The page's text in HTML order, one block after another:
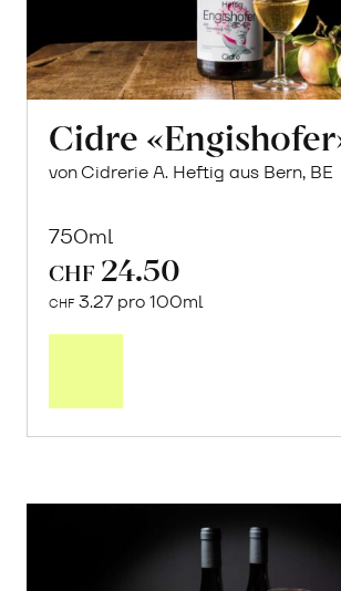
Cidre
von Cidrerie A. Heftig aus Bern, BE
750ml
CHF 24.50
CHF 3.27 pro 100ml